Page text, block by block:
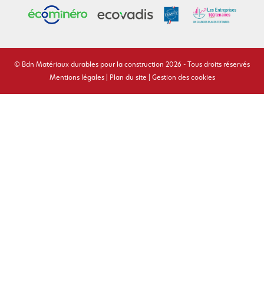
© Bdn Matériaux durables pour la construction 2026 - Tous droits réservés
Mentions légales| Plan du site Gestion des cookies